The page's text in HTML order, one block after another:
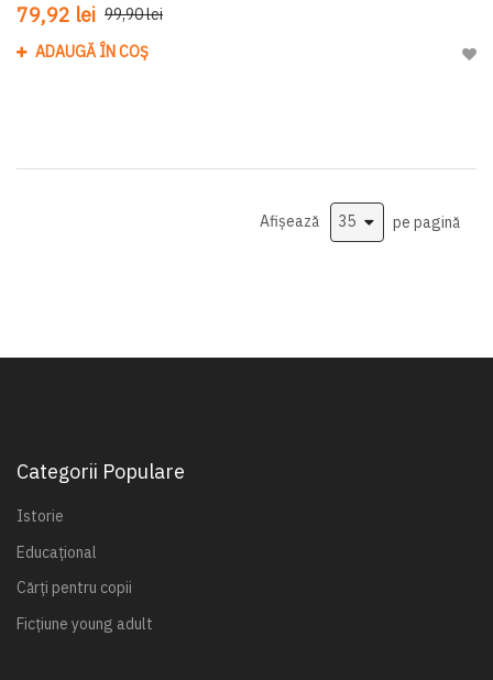
79,92 lei 99,90 lei
ADAUGĂ ÎN COȘ
Afișează pe pagină
Categorii Populare
Istorie
Educațional
Cărți pentru copii
Ficțiune young adult